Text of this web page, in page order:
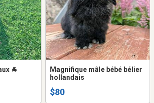
🐐
Magnifique mâle bébé bélier
hollandais
$80